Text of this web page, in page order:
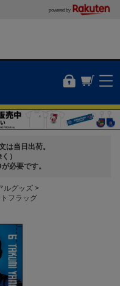
powered by
は当日出荷。
）
必要です。
ルグッズ
フラッグ